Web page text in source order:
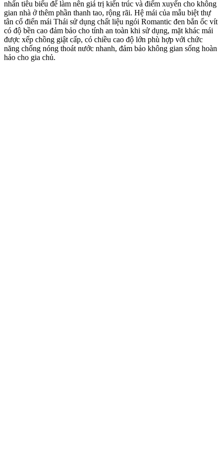
nhấn tiêu biểu để làm nên giá trị kiến trúc và điểm xuyến cho không
gian nhà ở thêm phần thanh tao, rộng rãi. Hệ mái của mẫu biệt thự
tân cổ điển mái Thái sử dụng chất liệu ngói Romantic đen bắn ốc vít
có độ bền cao đảm bảo cho tính an toàn khi sử dụng, mặt khác mái
được xếp chồng giật cấp, có chiều cao độ lớn phù hợp với chức
năng chống nóng thoát nước nhanh, đảm bảo không gian sống hoàn
hảo cho gia chủ.